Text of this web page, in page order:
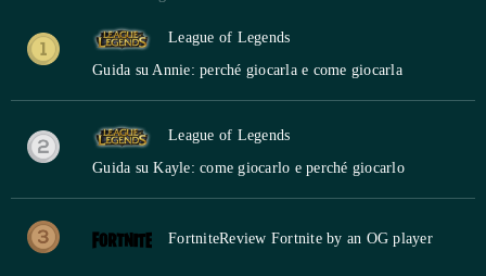
League of Legends
Guida su Annie: perché giocarla e come giocarla
League of Legends
Guida su Kayle: come giocarlo e perché giocarlo
FortniteReview Fortnite by an OG player